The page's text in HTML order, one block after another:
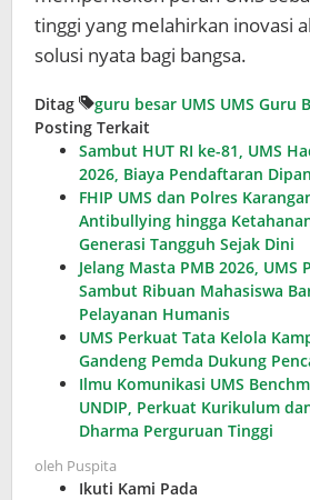
tinggi yang melahirkan inovasi
solusi nyata bagi bangsa.
Ditag guru besar UMS UMS Guru
Posting Terkait
Sambut HUT RI ke-81, UMS
2026, Biaya Pendaftaran
FHIP UMS dan Polres
Antibullying hingga
Generasi Tangguh Sejak Dini
Jelang Masta PMB 2026, UMS
Sambut Ribuan Mahasiswa
Pelayanan Humanis
UMS Perkuat Tata Kelola
Gandeng Pemda Dukung
Ilmu Komunikasi UMS
UNDIP, Perkuat Kurikulum
Dharma Perguruan Tinggi
oleh Puspita
Ikuti Kami Pada